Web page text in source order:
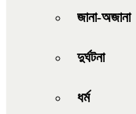
জানা-অজানা
দুর্ঘটনা
ধর্ম